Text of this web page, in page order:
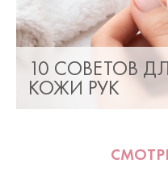
10 СОВЕТОВ
КОЖИ РУК